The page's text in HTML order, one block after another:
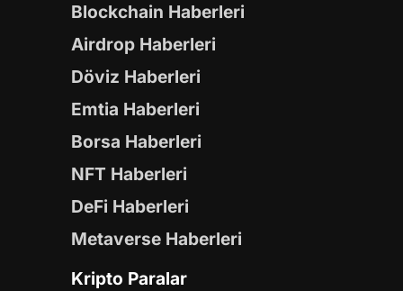
Blockchain Haberleri
Airdrop Haberleri
Döviz Haberleri
Emtia Haberleri
Borsa Haberleri
NFT Haberleri
DeFi Haberleri
Metaverse Haberleri
Kripto Paralar